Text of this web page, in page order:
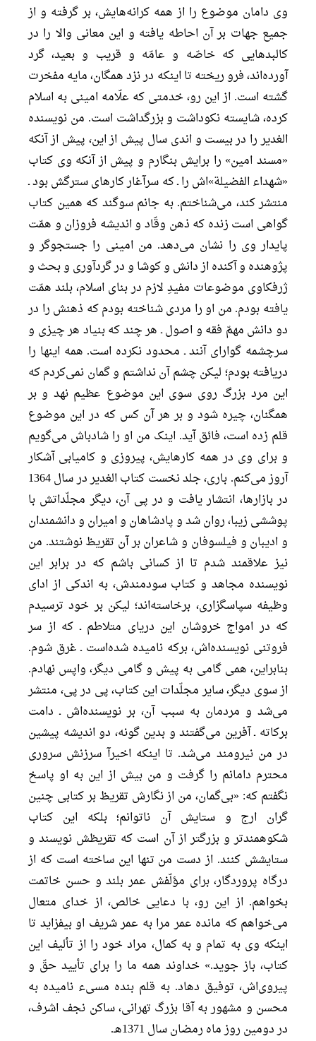
وى دامان موضوع را از همه كرانه‌هايش، بر گرفته و از
جميع جهات بر آن احاطه يافته و اين معانى والا را در
كالبدهايى كه خاصّه و عامّه و قريب و بعيد، گرد
آورده‌اند، فرو ريخته تا اينكه در نزد همگان، مايه مفخرت
گشته است. از اين رو، خدمتى كه علّامه امينى به اسلام
كرده، شايسته نكوداشت و بزرگداشت است. من نويسنده
الغدير را در بيست و اندى سال پيش از اين، پيش از آنكه
«مسند امين» را برايش بنگارم و پيش از آنكه وى كتاب
«شهداء الفضيلة»اش را ـ كه سرآغار كارهاى سترگش بود ـ
منتشر كند، مى‌شناختم. به جانم سوگند كه همين كتاب
گواهى است زنده كه ذهن وقّاد و انديشه فروزان و همّت
پايدار وى را نشان می‌دهد. من امينى را جستجوگر و
پژوهنده و آكنده از دانش و كوشا و در گردآورى و بحث و
ژرفكاوى موضوعات مفيدِ لازم در بناى اسلام، بلند همّت
يافته بودم. من او را مردى شناخته بودم كه ذهنش را در
دو دانش مهمّ فقه و اصول ـ هر چند كه بنياد هر چيزى و
سرچشمه گواراى آنند ـ محدود نكرده است. همه اينها را
دريافته بودم؛ ليكن چشم آن نداشتم و گمان نمى‌كردم كه
اين مرد بزرگ روى سوى اين موضوع عظيم نهد و بر
همگنان، چيره شود و بر هر آن كس كه در اين موضوع
قلم زده است، فائق آيد. اينک من او را شادباش مى‌گويم
و براى وى در همه كارهايش، پيروزى و كاميابى آشكار
آروز مى‌كنم. بارى، جلد نخست كتاب الغدير در سال 1364
در بازارها، انتشار يافت و در پى آن، ديگر مجلّداتش با
پوششى زيبا، روان شد و پادشاهان و اميران و دانشمندان
و اديبان و فيلسوفان و شاعران بر آن تقريظ نوشتند. من
نيز علاقمند شدم تا از كسانى باشم كه در برابر اين
نويسنده مجاهد و كتاب سودمندش، به اندكى از اداى
وظيفه سپاسگزارى، برخاسته‌اند؛ ليكن بر خود ترسيدم
كه در امواج خروشان اين درياى متلاطم ـ كه از سر
فروتنى نويسنده‌اش، بركه ناميده شده‌است ـ غرق شوم.
بنابراين، همى گامى به پيش و گامى ديگر، واپس نهادم.
از سوى ديگر، ساير مجلّدات اين كتاب، پى در پى، منتشر
مى‌شد و مردمان به سبب آن، بر نويسنده‌اش ـ دامت
بركاته ـ آفرين مى‌گفتند و بدين گونه، دو انديشه پيشين
در من نيرومند مى‌شد. تا اينكه اخيرآ سرزنش سرورى
محترم دامانم را گرفت و من بيش از اين به او پاسخ
نگفتم كه: «بى‌گمان، من از نگارش تقريظ بر كتابى چنين
گران ارج و ستايش آن ناتوانم؛ بلكه اين كتاب
شكوهمندتر و بزرگتر از آن است كه تقريظش نويسند و
ستايشش كنند. از دست من تنها اين ساخته است كه از
درگاه پروردگار، براى مؤلّفش عمر بلند و حسن خاتمت
بخواهم. از اين رو، با دعايى خالص، از خداى متعال
مى‌خواهم كه مانده عمر مرا به عمر شريف او بيفزايد تا
اينكه وى به تمام و به كمال، مراد خود را از تأليف اين
كتاب، باز جويد.» خداوند همه ما را براى تأييد حقّ و
پيروی‌اش، توفيق دهاد. به قلم بنده مسىء ناميده به
محسن و مشهور به آقا بزرگ تهرانى، ساكن نجف اشرف،
در دومين روز ماه رمضان سال 1371هـ.